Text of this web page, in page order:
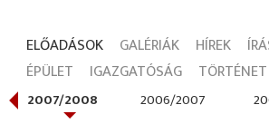
ELŐADÁSOK GALÉRIÁK HÍREK
ÉPÜLET
IGAZGATÓSÁG TÖRTÉNET
2007/2008 2006/2007